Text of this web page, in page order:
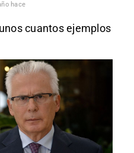
hace
cuantos ejemplos